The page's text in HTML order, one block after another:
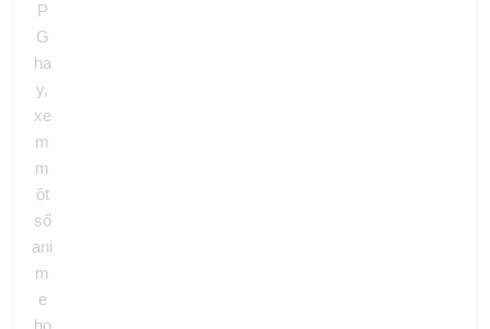
P
G
ha
y,
xe
m
m
ột
số
ani
m
e
ho